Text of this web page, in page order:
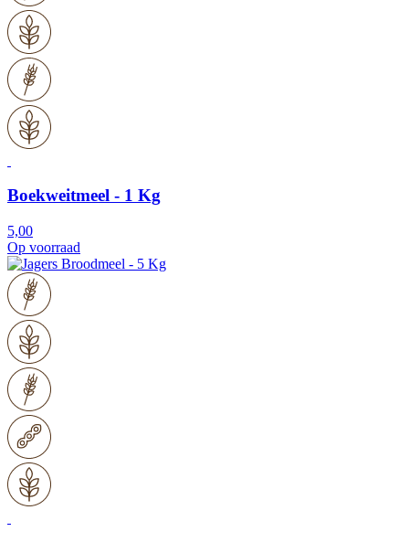
Boekweitmeel - 1 Kg
5,00
Op voorraad